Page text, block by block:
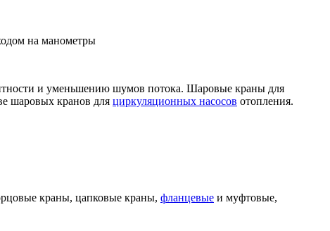
на манометры
и уменьшению шумов потока. Шаровые краны для
шаровых кранов для циркуляционных насосов отопления.
краны, цапковые краны, фланцевые и муфтовые,